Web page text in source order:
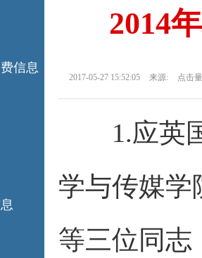
信息
2014
2017-05-27 15:52:05 来源: 点击
1.应英国
学与传媒学
等三位同志